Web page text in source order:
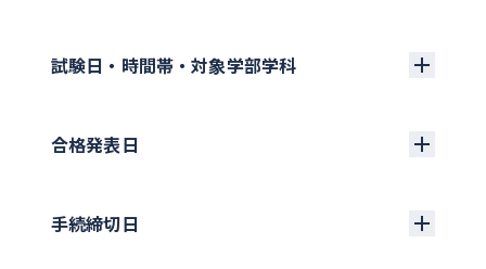
【Web出願】2027年1月5日（火）〜 1月21日
書類送付（消印有効）：1月22日（金）
試験日・時間帯・対象学部学科
2月6日（土）
合格発表日
対象学部・学科
手続締切日